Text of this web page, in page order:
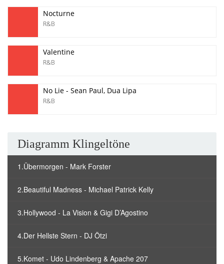
Nocturne
R&B
Valentine
R&B
No Lie - Sean Paul, Dua Lipa
R&B
Diagramm Klingeltöne
1.Übermorgen - Mark Forster
2.Beautiful Madness - Michael Patrick Kelly
3.Hollywood - La Vision & Gigi D’Agostino
4.Der Hellste Stern - DJ Ötzi
5.Komet - Udo Lindenberg & Apache 207